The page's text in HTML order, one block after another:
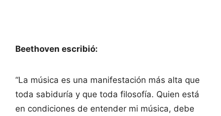
Beethoven escribió:
“La música es una manifestación más alta que
toda sabiduría y que toda filosofía. Quien está
en condiciones de entender mi música, debe